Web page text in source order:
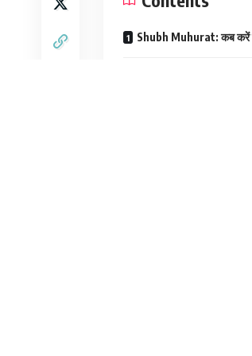
Shubh Muhurat: कब करें